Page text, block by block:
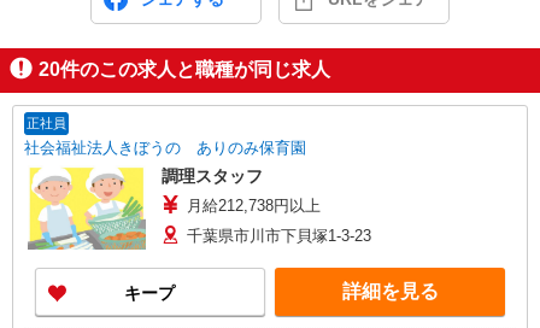
20件のこの求人と職種が同じ求人
正社員
社会福祉法人きぼうの ありのみ保育園
調理スタッフ
月給212,738円以上
千葉県市川市下貝塚1-3-23
キープ 詳細を見る